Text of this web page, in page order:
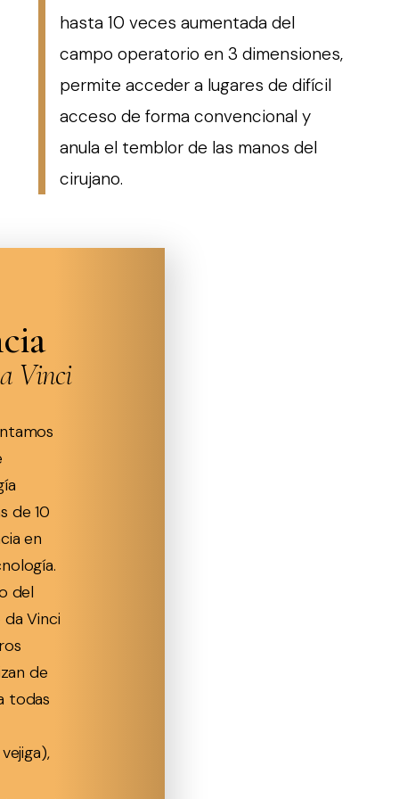
hasta 10 veces aumentada del
campo operatorio en 3 dimensiones,
permite acceder a lugares de difícil
acceso de forma convencional y
anula el temblor de las manos del
cirujano.
Vinci
de 10
en
del
Vinci
de
todas